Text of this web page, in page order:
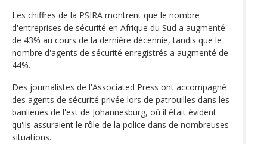
Les chiffres de la PSIRA montrent que le nombre
d'entreprises de sécurité en Afrique du Sud a augmenté
de 43% au cours de la dernière décennie, tandis que le
nombre d'agents de sécurité enregistrés a augmenté de
44%.
Des journalistes de l'Associated Press ont accompagné
des agents de sécurité privée lors de patrouilles dans les
banlieues de l'est de Johannesburg, où il était évident
qu'ils assuraient le rôle de la police dans de nombreuses
situations.